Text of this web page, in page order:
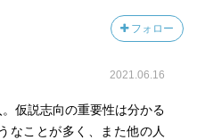
を知った。中2でアパルト
境遇。
レーターに落ちてもすぐに
フォロー
2021.06.16
仮説志向の重要性は分かる
なことが多く、また他の人